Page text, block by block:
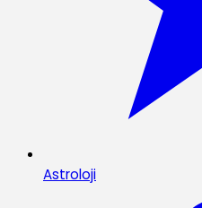
Astroloji